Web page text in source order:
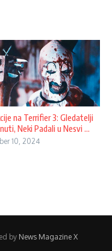
na Terrifier 3: Gledatelji
Neki Padali u Nesvi ...
10, 2024
by News Magazine X